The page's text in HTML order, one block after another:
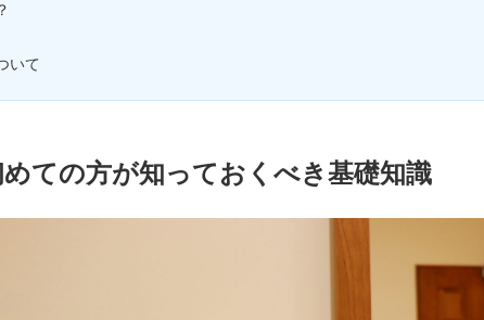
いて
ての方が知っておくべき基礎知識